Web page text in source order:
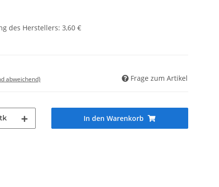
des Herstellers: 3,60 €
abweichend) Frage zum Artikel
In den Warenkorb